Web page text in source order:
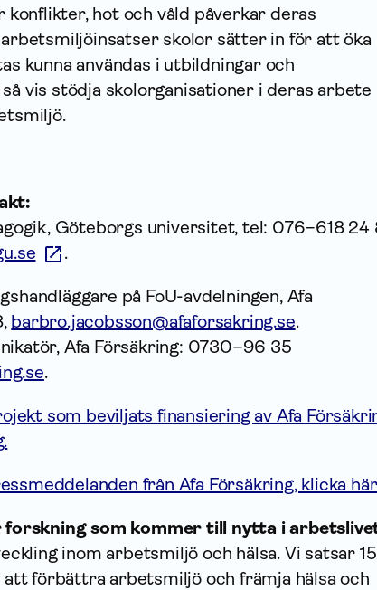
hot och våld påverkar deras
skolor sätter in för att öka
kunna användas i utbildningar och
vis stödja skolorganisationer i deras arbete
Göteborgs universitet, tel: 076–618 24
.
på FoU-avdelningen, Afa
barbro.jacobsson@afaforsakring.se.
Afa Försäkring: 0730–96 35
.
som beviljats finansiering av Afa
från Afa Försäkring, klicka
som kommer till nytta i
inom arbetsmiljö och hälsa. Vi satsar
förbättra arbetsmiljö och främja hälsa och